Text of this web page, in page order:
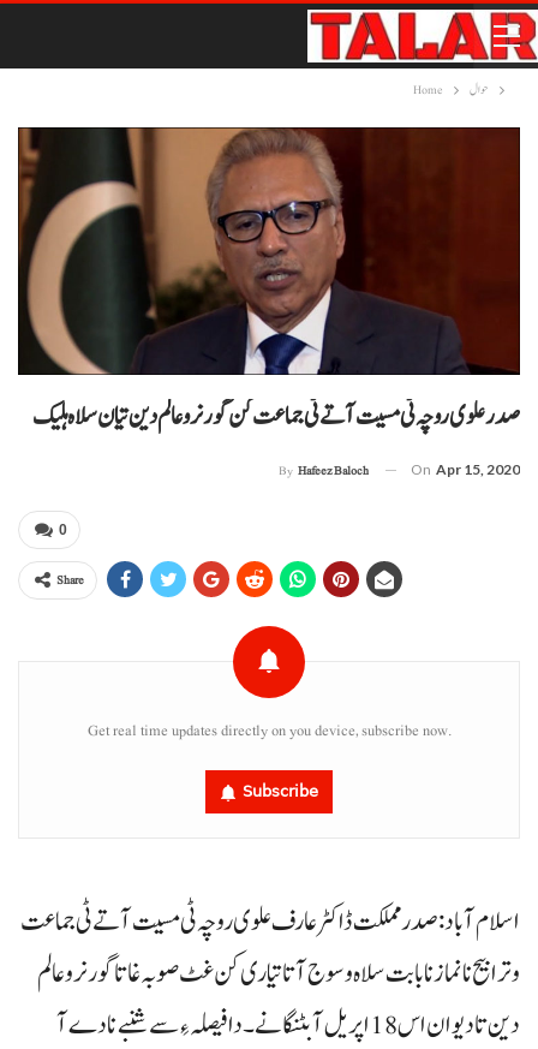
Home حوال
صدر علوی روچہ ٹی مسیت آتے ٹی جماعت کن گورنر و عالم دین تیان سلاہ ہلیک
By Hafeez Baloch On Apr 15, 2020
0
Share
Get real time updates directly on you device, subscribe now.
Subscribe
اسلام آباد : صدر مملکت ڈاکٹر عارف علوی روچہ ٹی مسیت آتے ٹی جماعت
و ترابیح نانماز نا بابت سلاہ و سوج آتا تیاری کن غٹ صوبہ غاتا گورنر و عالم
دین تا دیوان اس 18اپریل آ بٹنگانے۔ دافیصلہ ءِ سے شنبے نادے آ